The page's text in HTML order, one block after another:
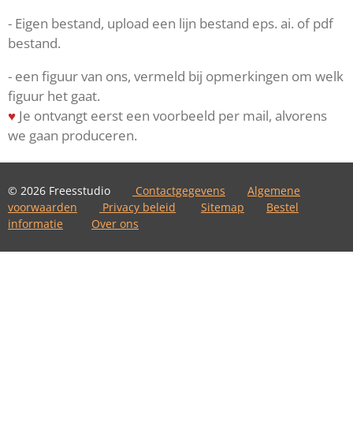
- Eigen bestand, upload een lijn bestand eps. ai. of pdf
bestand.
- een figuur van ons, vermeld bij opmerkingen om welk
figuur het gaat.
♥ Je ontvangt eerst een voorbeeld per mail, alvorens
we gaan produceren.
© 2026 Freesstudio Contactgegevens
Algemene
voorwaarden
Privacy beleid Sitemap
Bestel
informatie
Over ons